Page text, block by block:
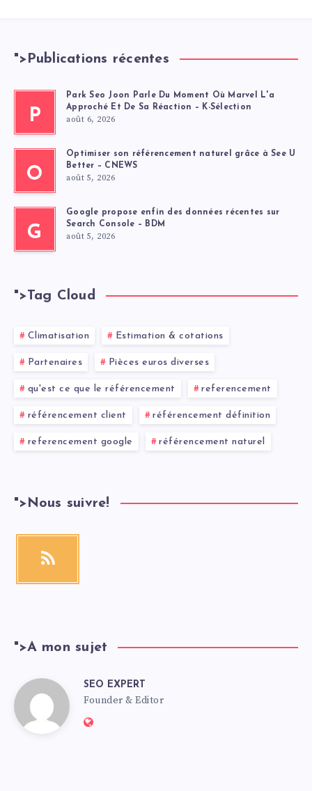
"> Publications récentes
P
Park Seo Joon Parle Du Moment Où Marvel L'a
Approché Et De Sa Réaction – K-Sélection
août 6, 2026
O
Optimiser son référencement naturel grâce à See U
Better – CNEWS
août 5, 2026
G
Google propose enfin des données récentes sur
Search Console – BDM
août 5, 2026
">Tag Cloud
Climatisation Estimation & cotations
Partenaires Pièces euros diverses
qu'est ce que le référencement referencement
référencement client référencement définition
referencement google référencement naturel
"> Nous suivre!
">A mon sujet
SEO EXPERT
Founder & Editor